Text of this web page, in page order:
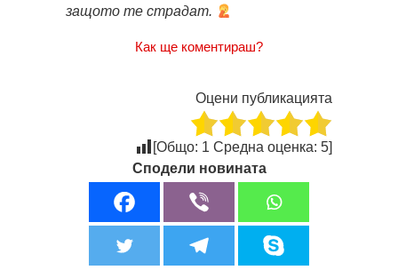
защото те страдат.
Как ще коментираш?
Оцени публикацията
[Общо: 1 Средна оценка: 5]
Сподели новината